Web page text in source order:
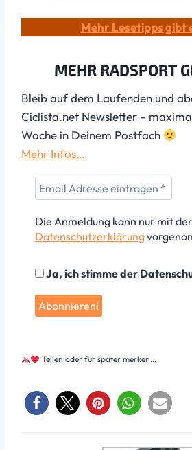
Mehr Lesetipps gibt
MEHR RADSPORT
Bleib auf dem Laufenden und
Ciclista.net Newsletter –
Woche in Deinem Postfach
Mehr Infos…
Die Anmeldung kann nur mit
Datenschutzerklärung
Ja, ich stimme der
Teilen oder für später merken...